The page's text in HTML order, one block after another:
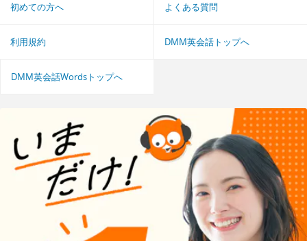
初めての方へ よくある質問
利用規約 DMM英会話トップへ
DMM英会話Wordsトップへ